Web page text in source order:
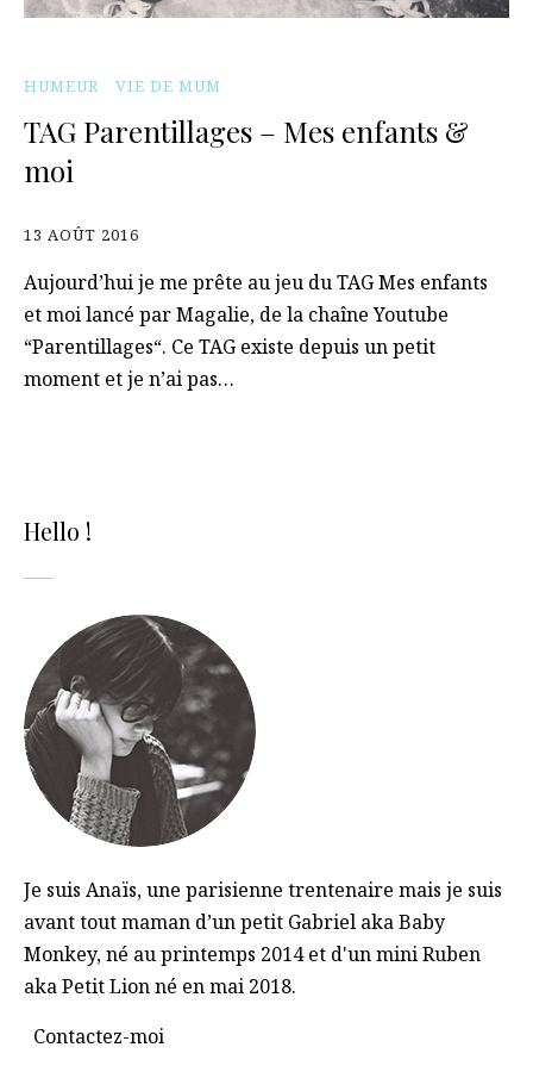
HUMEUR VIE DE MUM
TAG Parentillages – Mes enfants &
moi
13 AOÛT 2016
Aujourd’hui je me prête au jeu du TAG Mes enfants
et moi lancé par Magalie, de la chaîne Youtube
“Parentillages“. Ce TAG existe depuis un petit
moment et je n’ai pas…
Hello !
Je suis Anaïs, une parisienne trentenaire mais je suis
avant tout maman d’un petit Gabriel aka Baby
Monkey, né au printemps 2014 et d'un mini Ruben
aka Petit Lion né en mai 2018.
Contactez-moi